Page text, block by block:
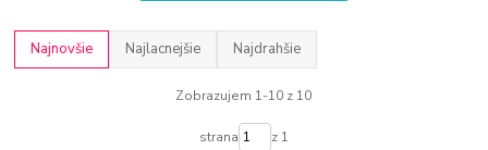
Najnovšie Najlacnejšie Najdrahšie
Zobrazujem 1-10 z 10
strana z 1